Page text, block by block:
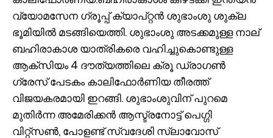
വ്യോമസേന ഗ്രൂപ്പ് ക്യാപ്റ്റന്‍ ശുഭാംശു ശുക്ല
ഭൂമിയില്‍ മടങ്ങിയെത്തി. ശുഭാംശു അടക്കമുള്ള നാല്
ബഹിരാകാശ യാത്രികരെ വഹിച്ചുകൊണ്ടുള്ള
ആക്സിയം 4 ദൗത്യത്തിലെ ക്രൂ ഡ്രാഗണ്‍
ഗ്രേസ് പേടകം കാലിഫോര്‍ണിയ തീരത്ത്
വിജയകരമായി ഇറങ്ങി. ശുഭാംശുവിന് പുറമെ
മുതിർന്ന അമേരിക്കൻ ആസ്ട്രനോട്ട് പെഗ്ഗി
വിറ്റ്സൺ, പോളണ്ട് സ്വദേശി സ്ലാവോസ്